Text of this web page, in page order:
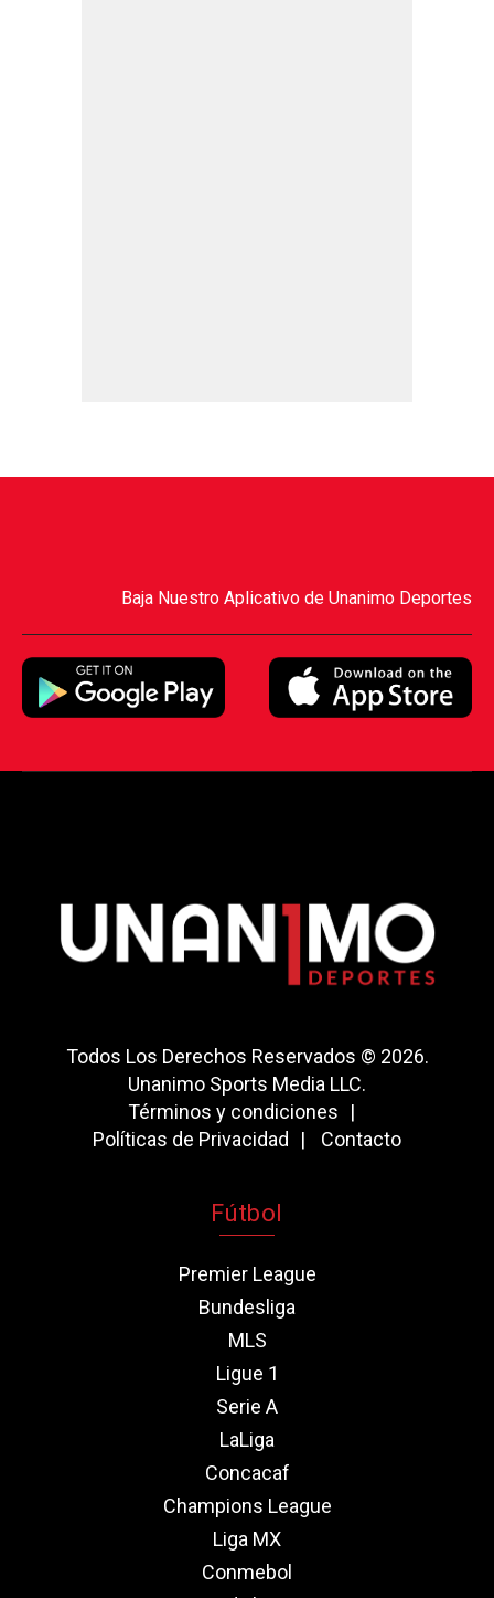
Baja Nuestro Aplicativo de Unanimo Deportes
Todos Los Derechos Reservados © 2026.
Unanimo Sports Media LLC.
Términos y condiciones
Políticas de Privacidad
Contacto
Fútbol
Premier League
Bundesliga
MLS
Ligue 1
Serie A
LaLiga
Concacaf
Champions League
Liga MX
Conmebol